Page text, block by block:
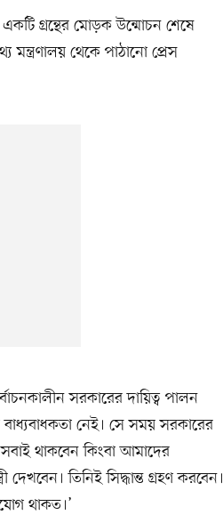
গ্রন্থের মোড়ক উন্মোচন শেষে
মন্ত্রণালয় থেকে পাঠানো প্রেস
সরকারের দায়িত্ব পালন
নেই। সে সময় সরকারের
থাকবেন কিংবা আমাদের
তিনিই সিদ্ধান্ত গ্রহণ করবেন।
থাকত।’